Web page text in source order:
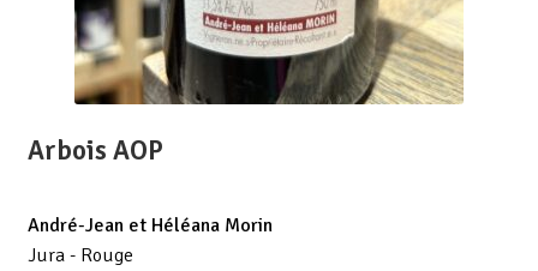
Arbois AOP
André-Jean et Héléana Morin
Jura - Rouge